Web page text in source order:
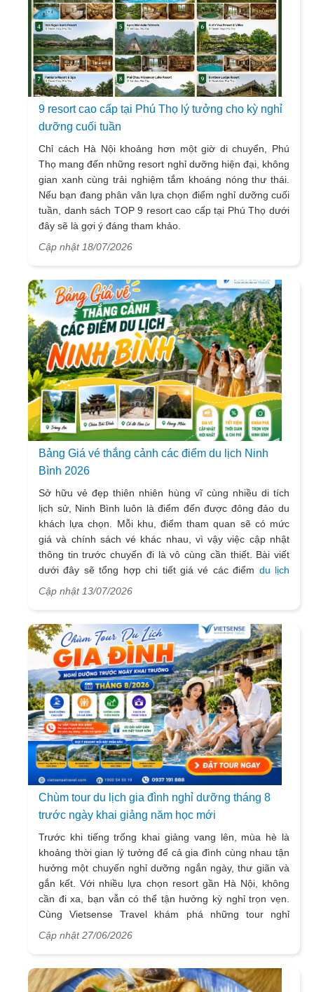
9 resort cao cấp tại Phú Thọ lý tưởng cho kỳ nghỉ
dưỡng cuối tuần
Chỉ cách Hà Nội khoảng hơn một giờ di chuyển, Phú
Thọ mang đến những resort nghỉ dưỡng hiện đại, không
gian xanh cùng trải nghiệm tắm khoáng nóng thư thái.
Nếu bạn đang phân vân lựa chọn điểm nghỉ dưỡng cuối
tuần, danh sách TOP 9 resort cao cấp tại Phú Thọ dưới
đây sẽ là gợi ý đáng tham khảo.
Cập nhật 18/07/2026
Bảng Giá vé thắng cảnh các điểm du lịch Ninh
Bình 2026
Sở hữu vẻ đẹp thiên nhiên hùng vĩ cùng nhiều di tích
lịch sử, Ninh Bình luôn là điểm đến được đông đảo du
khách lựa chọn. Mỗi khu, điểm tham quan sẽ có mức
giá và chính sách vé khác nhau, vì vậy việc cập nhật
thông tin trước chuyến đi là vô cùng cần thiết. Bài viết
dưới đây sẽ tổng hợp chi tiết giá vé các điểm du lịch
Ninh Bình
mới nhất năm 2026, giúp bạn dễ dàng lên kế
Cập nhật 13/07/2026
Chùm tour du lịch gia đình nghỉ dưỡng tháng 8
trước ngày khai giảng năm học mới
Trước khi tiếng trống khai giảng vang lên, mùa hè là
khoảng thời gian lý tưởng để cả gia đình cùng nhau tận
hưởng một chuyến nghỉ dưỡng ngắn ngày, thư giãn và
gắn kết. Với nhiều lựa chọn resort gần Hà Nội, không
cần đi xa, bạn vẫn có thể tận hưởng kỳ nghỉ trọn vẹn.
Cùng Vietsense Travel khám phá những tour nghỉ
dưỡng phù hợp nhất cho cả gia đình ngay dưới đây.
Cập nhật 27/06/2026